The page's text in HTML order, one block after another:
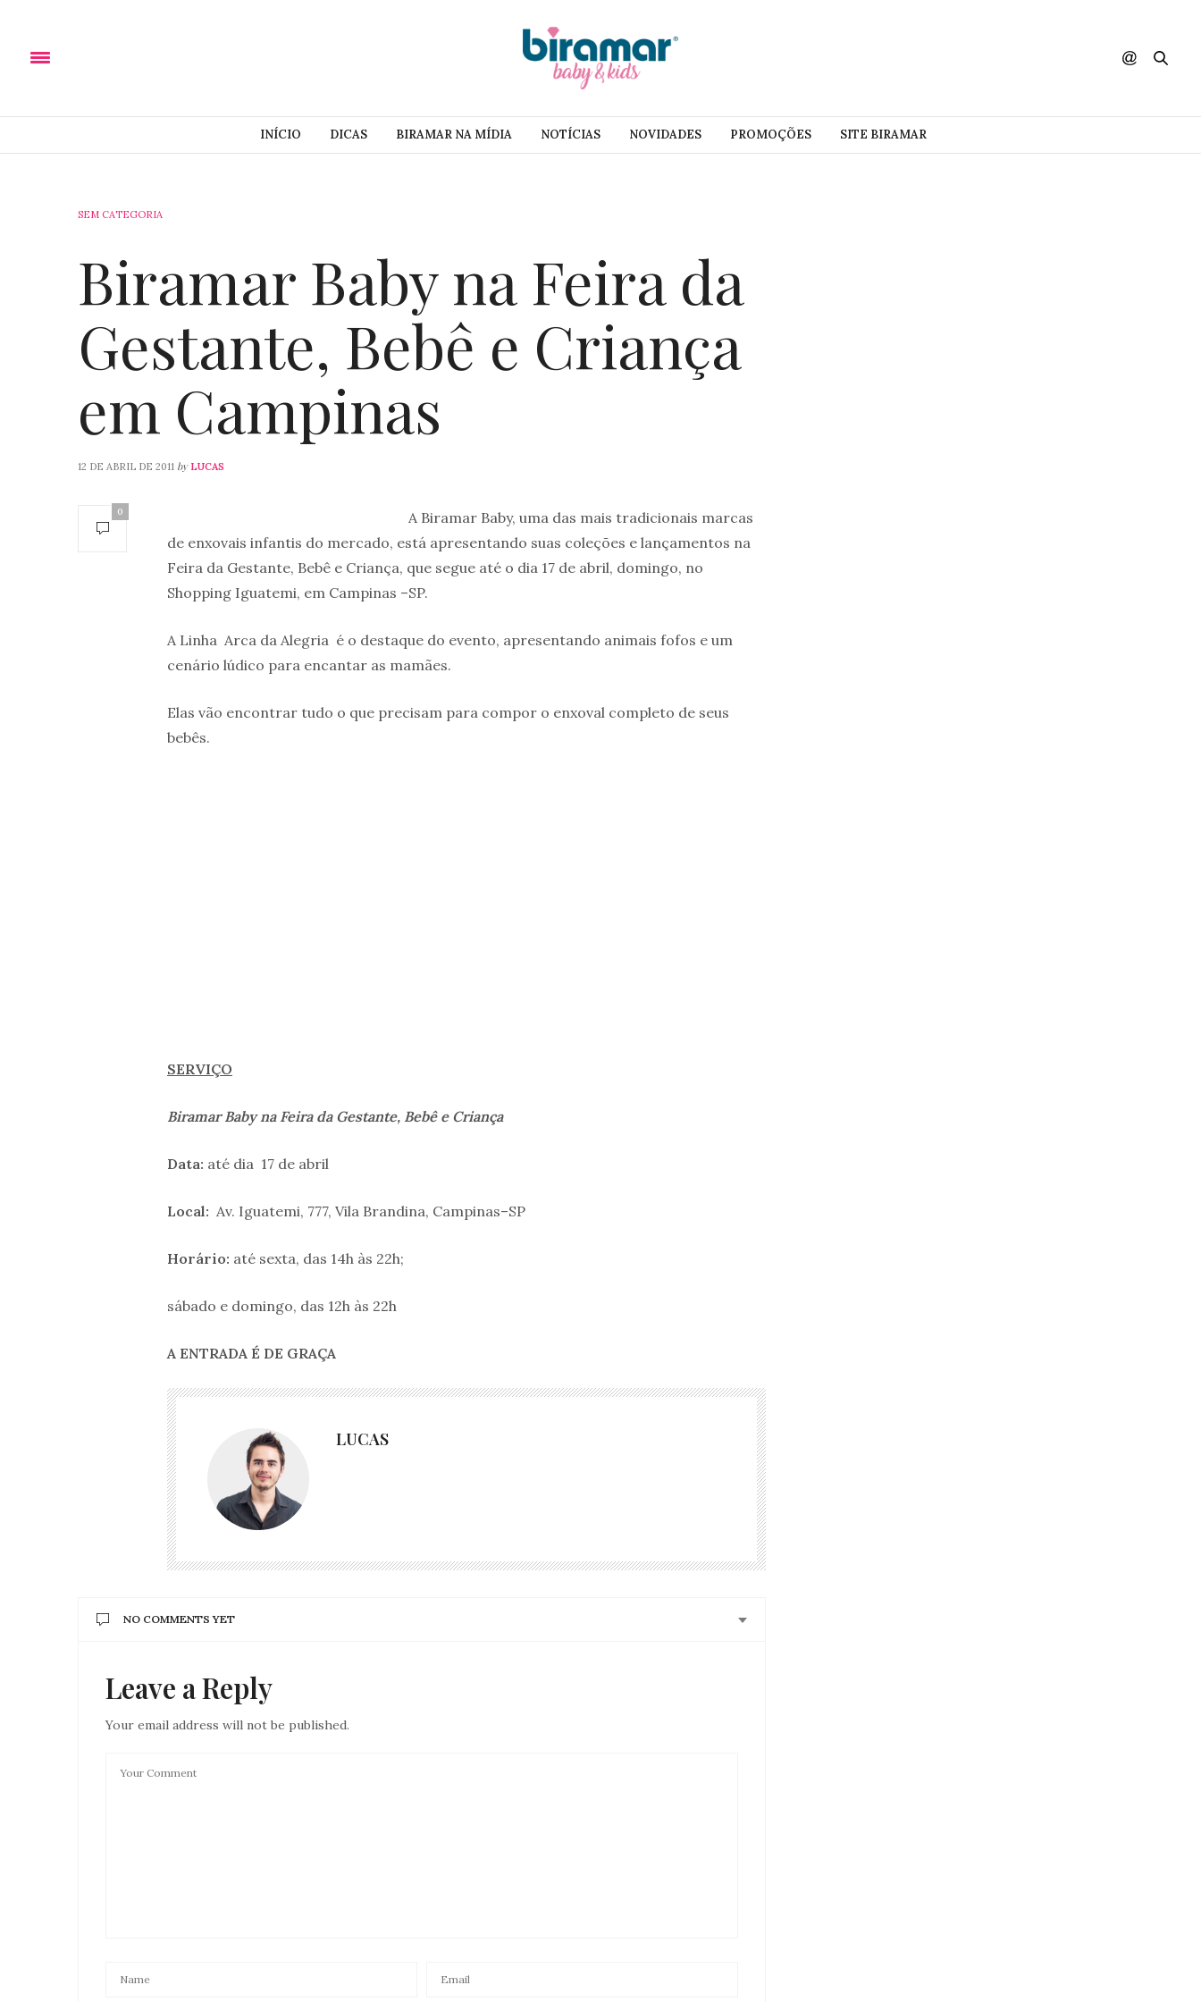
INÍCIO DICAS BIRAMAR NA MÍDIA NOTÍCIAS NOVIDADES PROMOÇÕES SITE BIRAMAR
SEM CATEGORIA
Biramar Baby na Feira da
Gestante, Bebê e Criança
em Campinas
12 DE ABRIL DE 2011 by LUCAS
0
A Biramar Baby, uma das mais tradicionais marcas
de enxovais infantis do mercado, está apresentando suas coleções e lançamentos na
Feira da Gestante, Bebê e Criança, que segue até o dia 17 de abril, domingo, no
Shopping Iguatemi, em Campinas –SP.
A Linha Arca da Alegria é o destaque do evento, apresentando animais fofos e um
cenário lúdico para encantar as mamães.
Elas vão encontrar tudo o que precisam para compor o enxoval completo de seus
bebês.
SERVIÇO
Biramar Baby na Feira da Gestante, Bebê e Criança
Data: até dia 17 de abril
Local: Av. Iguatemi, 777, Vila Brandina, Campinas–SP
Horário: até sexta, das 14h às 22h;
sábado e domingo, das 12h às 22h
A ENTRADA É DE GRAÇA
LUCAS
NO COMMENTS YET
Leave a Reply
Your email address will not be published.